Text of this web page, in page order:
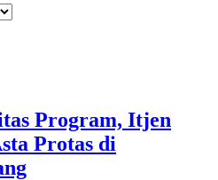
Program, Itjen
Protas di